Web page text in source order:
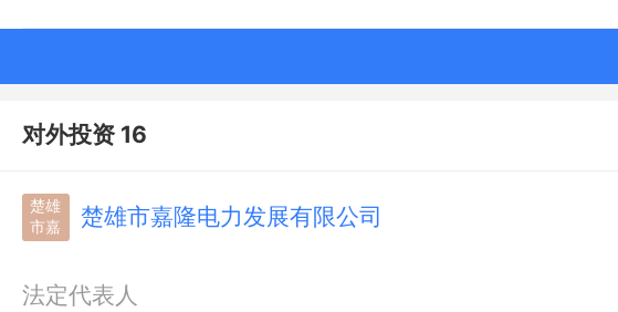
对外投资 16
楚雄
市嘉
楚雄市嘉隆电力发展有限公司
法定代表人